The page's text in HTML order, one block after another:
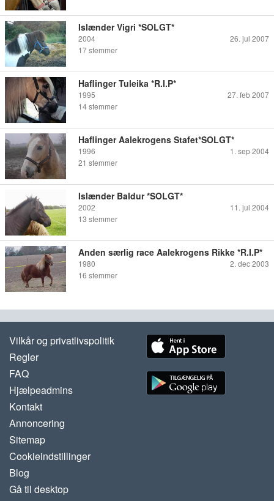
Islænder Vigri *SOLGT*
2004
26. jul 2007
17 stemmer
Haflinger Tuleika *R.I.P*
1995
27. feb 2007
14 stemmer
Haflinger Aalekrogens Stafet*SOLGT*
1996
1. sep 2004
21 stemmer
Islænder Baldur *SOLGT*
2002
11. jul 2004
13 stemmer
Anden særlig race Aalekrogens Rikke *R.I.P*
1980
2. dec 2003
16 stemmer
Vilkår og privatlivspolitik
Regler
FAQ
Hjælpeadmins
Kontakt
Annoncering
Sitemap
Cookieindstillinger
Blog
Gå til desktop